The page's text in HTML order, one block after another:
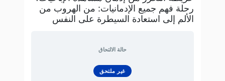
رحلة فهم جميع الإدمانيات: من الهروب من
الألم إلى استعادة السيطرة على النفس
حالة الالتحاق
غير ملتحق